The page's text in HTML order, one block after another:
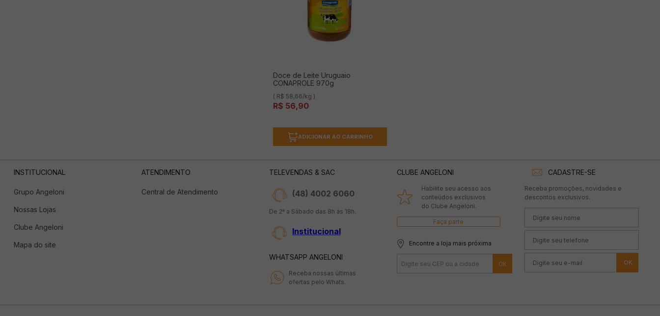
Doce de Leite Uruguaio
CONAPROLE 970g
( R$ 58,66/kg )
R$ 56,90
ADICIONAR AO CARRINHO
INSTITUCIONAL
Grupo Angeloni
Nossas Lojas
Clube Angeloni
Mapa do site
ATENDIMENTO
Central de Atendimento
TELEVENDAS & SAC
(48) 4002 6060
De 2ª a Sábado das 8h às 18h.
Institucional
WHATSAPP ANGELONI
Receba nossas últimas
ofertas pelo Whats.
CLUBE ANGELONI
Habilite seu acesso aos
conteúdos exclusivos
do Clube Angeloni.
Faça parte
Encontre a loja mais próxima
CADASTRE-SE
Receba promoções, novidades e
descontos exclusivos.
OK